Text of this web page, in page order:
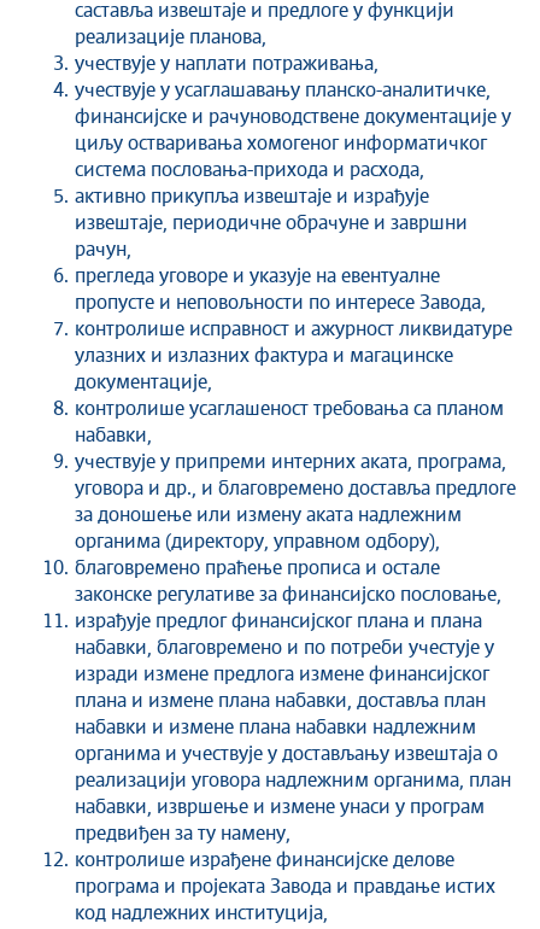
саставља извештаје и предлоге у функцији
реализације планова,
учествује у наплати потраживања,
учествује у усаглашавању планско-аналитичке,
финансијске и рачуноводствене документације у
циљу остваривања хомогеног информатичког
система пословања-прихода и расхода,
активно прикупља извештаје и израђује
извештаје, периодичне обрачуне и завршни
рачун,
прегледа уговоре и указује на евентуалне
пропусте и неповољности по интересе Завода,
контролише исправност и ажурност ликвидатуре
улазних и излазних фактура и магацинске
документације,
контролише усаглашеност требовања са планом
набавки,
учествује у припреми интерних аката, програма,
уговора и др., и благовремено доставља предлоге
за доношење или измену аката надлежним
органима (директору, управном одбору),
благовремено праћење прописа и остале
законске регулативе за финансијско пословање,
израђује предлог финансијског плана и плана
набавки, благовремено и по потреби учестује у
изради измене предлога измене финансијског
плана и измене плана набавки, доставља план
набавки и измене плана набавки надлежним
органима и учествује у достављању извештаја о
реализацији уговора надлежним органима, план
набавки, извршење и измене унаси у програм
предвиђен за ту намену,
контролише израђене финансијске делове
програма и пројеката Завода и правдање истих
код надлежних институција,